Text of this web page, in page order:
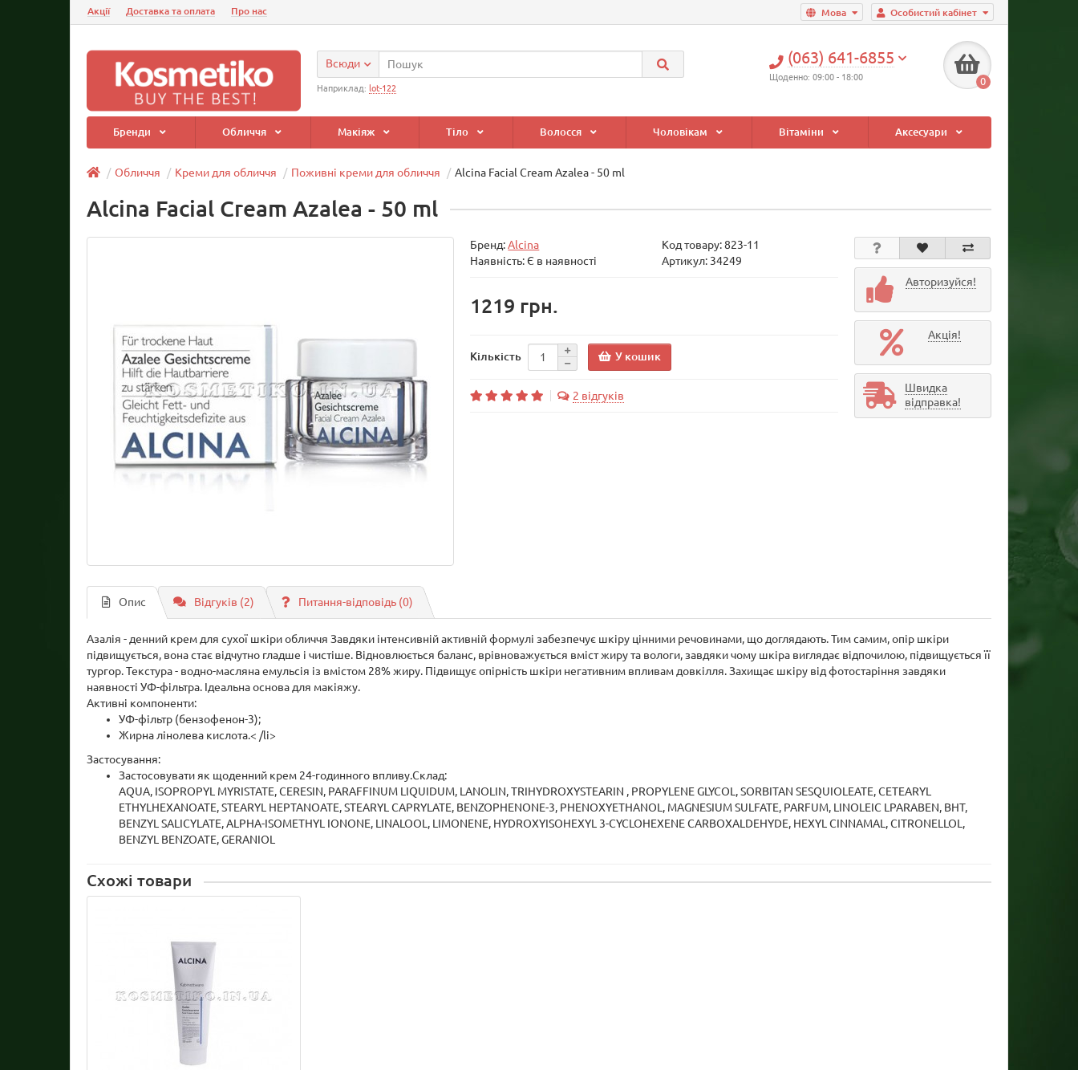
Особистий кабінет
Мова
Акції Доставка та оплата Про нас
(063) 641-6855
Щоденно: 09:00 - 18:00 0
Всюди
Наприклад: lot-122
Бренди Обличчя Макіяж Тіло Волосся Чоловікам Вітаміни Аксесуари
Обличчя Креми для обличчя Поживні креми для обличчя Alcina Facial Cream Azalea - 50 ml
Alcina Facial Cream Azalea - 50 ml
Бренд:Alcina Код товару:823-11
Наявність: Є в наявності
Артикул: 34249
1219 грн.
Кількість У кошик
2 відгуків
Авторизуйся!
Акція!
Швидка
відправка!
Опис Відгуків (2) Питання-відповідь (0)
Азалія - денний крем для сухої шкіри обличчя Завдяки інтенсивній активній формулі забезпечує шкіру цінними речовинами, що доглядають. Тим самим, опір шкіри
підвищується, вона стає відчутно гладше і чистіше. Відновлюється баланс, врівноважується вміст жиру та вологи, завдяки чому шкіра виглядає відпочилою, підвищується її
тургор. Текстура - водно-масляна емульсія із вмістом 28% жиру. Підвищує опірність шкіри негативним впливам довкілля. Захищає шкіру від фотостаріння завдяки
наявності УФ-фільтра. Ідеальна основа для макіяжу.
Активні компоненти:
УФ-фільтр (бензофенон-3);
Жирна лінолева кислота.< /li>
Застосування:
Застосовувати як щоденний крем 24-годинного впливу.Склад:
AQUA, ISOPROPYL MYRISTATE, CERESIN, PARAFFINUM LIQUIDUM, LANOLIN, TRIHYDROXYSTEARIN , PROPYLENE GLYCOL, SORBITAN SESQUIOLEATE, CETEARYL
ETHYLHEXANOATE, STEARYL HEPTANOATE, STEARYL CAPRYLATE, BENZOPHENONE-3, PHENOXYETHANOL, MAGNESIUM SULFATE, PARFUM, LINOLEIC LPARABEN, BHT,
BENZYL SALICYLATE, ALPHA-ISOMETHYL IONONE, LINALOOL, LIMONENE, HYDROXYISOHEXYL 3-CYCLOHEXENE CARBOXALDEHYDE, HEXYL CINNAMAL, CITRONELLOL,
BENZYL BENZOATE, GERANIOL
Схожі товари